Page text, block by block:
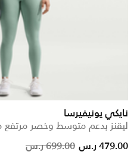
نايكي يونيفيرسا
ليقنز بدعم متوسط وخصر مرتفع
Price reduced from
699.00 ر.سto 479.00 ر.س